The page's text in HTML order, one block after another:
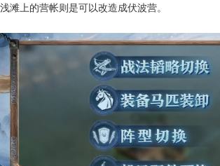
浅滩上的营帐则是可以改造成伏波营。